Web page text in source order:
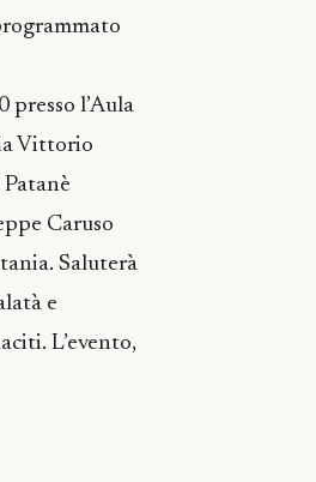
presso l’Aula
Vittorio
Caruso
Saluterà
e
L’evento,